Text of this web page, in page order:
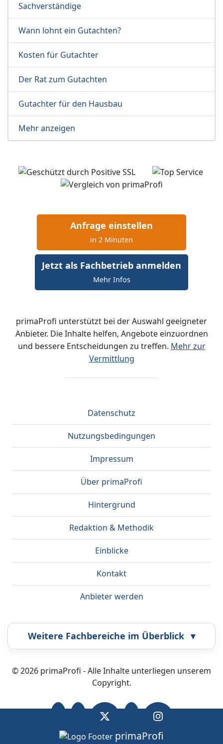
Sachverständige
Wann lohnt ein Gutachten?
Kosten für Gutachter
Der Rat zum Gutachten
Gutachter für den Hausbau
Mehr anzeigen
Anfrage einstellen
in 2 Minuten
Jetzt als Fachbetrieb anmelden
Mehr Infos
primaProfi unterstützt bei der Auswahl geeigneter
Anbieter. Die Inhalte helfen, Angebote einzuordnen
und bessere Entscheidungen zu treffen. Mehr zur
Vermittlung
Datenschutz
Nutzungsbedingungen
Impressum
Über primaProfi
Hintergrund
Redaktion & Methodik
Einblicke
Kontakt
Anbieter werden
Weitere Fachbereiche im Überblick ▾
Airbrush Bestatter
Callcenter Coaching
Energieberatung
© 2026 primaProfi - Alle Inhalte unterliegen unserem
Copyright.
primaProfi